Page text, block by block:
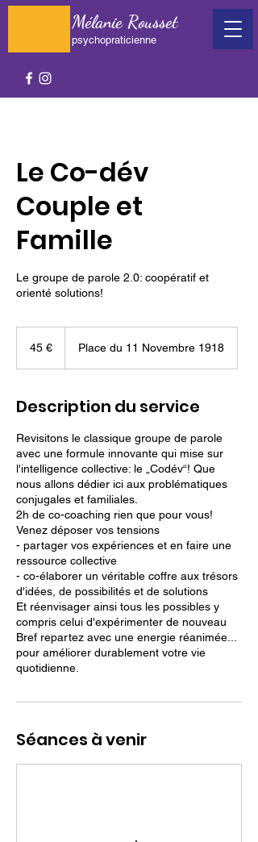
Mélanie Rousset
psychopraticienne
Le Co-dév
Couple et
Famille
Le groupe de parole 2.0: coopératif et
orienté solutions!
45 € Place du 11 Novembre 1918
Description du service
Revisitons le classique groupe de parole
avec une formule innovante qui mise sur
l'intelligence collective: le „Codév“! Que
nous allons dédier ici aux problématiques
conjugales et familiales.
2h de co-coaching rien que pour vous!
Venez déposer vos tensions
- partager vos expériences et en faire une
ressource collective
- co-élaborer un véritable coffre aux trésors
d'idées, de possibilités et de solutions
Et réenvisager ainsi tous les possibles y
compris celui d'expérimenter de nouveau
Bref repartez avec une energie réanimée...
pour améliorer durablement votre vie
quotidienne.
Séances à venir